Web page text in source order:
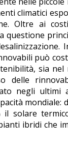
climatici
Oltre ai
questione
può
sia nel
delle
negli ultimi
mondiale:
solare
ibridi che